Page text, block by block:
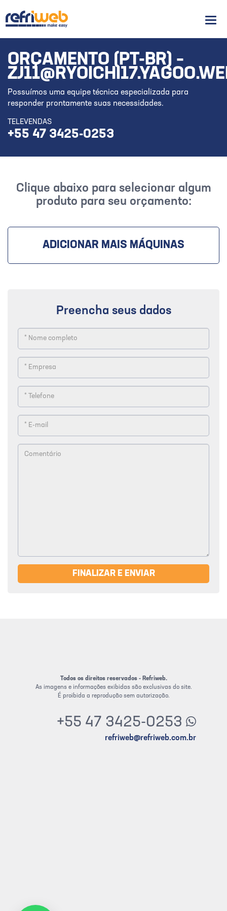
ORÇAMENTO (PT-BR) –
Possuímos uma equipe técnica especializada para
responder prontamente suas necessidades.
TELEVENDAS
+55 47 3425-0253
Clique abaixo para selecionar algum
produto para seu orçamento:
ADICIONAR MAIS MÁQUINAS
Preencha seus dados
FINALIZAR E ENVIAR
Todos os direitos reservados - Refriweb.
As imagens e informações exibidas são exclusivas do site.
É proibida a reprodução sem autorização.
+55 47 3425-0253
refriweb@refriweb.com.br